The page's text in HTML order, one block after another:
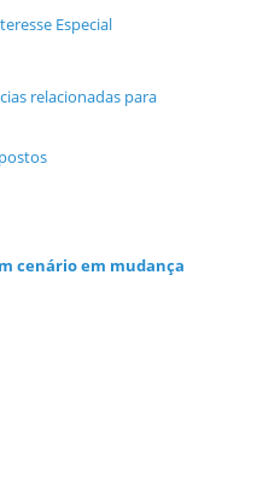
Especial
relacionadas para
cenário em mudança